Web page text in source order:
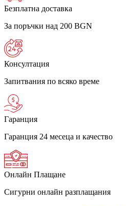
Безплатна доставка
За поръчки над 200 BGN
Консултация
Запитвания по всяко време
Гаранция
Гаранция 24 месеца и качество
Онлайн Плащане
Сигурни онлайн разплащания